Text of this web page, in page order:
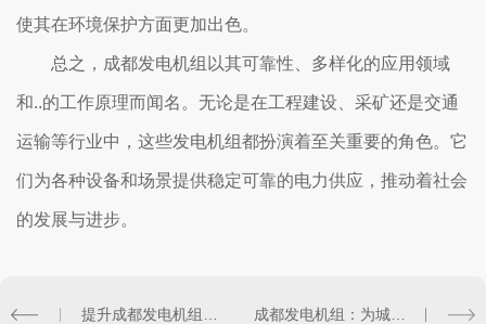
使其在环境保护方面更加出色。
总之，成都发电机组以其可靠性、多样化的应用领域
和..的工作原理而闻名。无论是在工程建设、采矿还是交通
运输等行业中，这些发电机组都扮演着至关重要的角色。它
们为各种设备和场景提供稳定可靠的电力供应，推动着社会
的发展与进步。